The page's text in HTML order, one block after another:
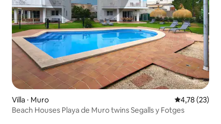
Villa ⋅ Muro Évaluation
4,78 (23)
Beach Houses Playa de Muro twins Segalls y Fotges